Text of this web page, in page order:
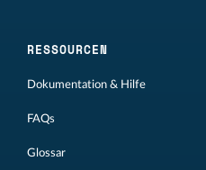
RESSOURCEN
Dokumentation & Hilfe
FAQs
Glossar